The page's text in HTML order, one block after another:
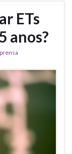
ETs
anos?